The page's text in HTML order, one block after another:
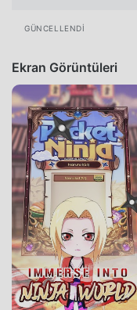
GÜNCELLENDI
Ekran Görüntüleri